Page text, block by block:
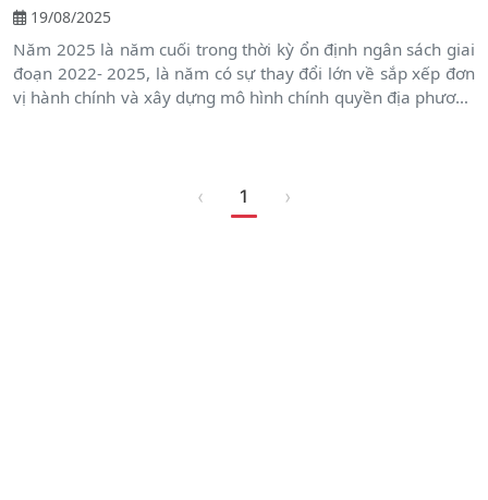
19/08/2025
Năm 2025 là năm cuối trong thời kỳ ổn định ngân sách giai
đoạn 2022- 2025, là năm có sự thay đổi lớn về sắp xếp đơn
vị hành chính và xây dựng mô hình chính quyền địa phương
Kỳ Long, diện tích tự nhiên của xã Kỳ Lơi theo Nghị quyết số
1665/NQ-UBTVQH15 ngày 16/6/2025 của Ủy ban Thường
‹ 1 ›